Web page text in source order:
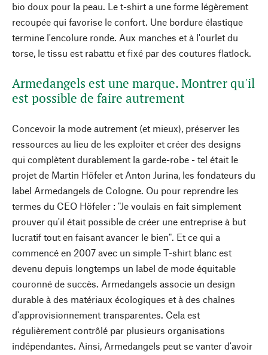
bio doux pour la peau. Le t-shirt a une forme légèrement
recoupée qui favorise le confort. Une bordure élastique
termine l'encolure ronde. Aux manches et à l'ourlet du
torse, le tissu est rabattu et fixé par des coutures flatlock.
Armedangels est une marque. Montrer qu'il
est possible de faire autrement
Concevoir la mode autrement (et mieux), préserver les
ressources au lieu de les exploiter et créer des designs
qui complètent durablement la garde-robe - tel était le
projet de Martin Höfeler et Anton Jurina, les fondateurs du
label Armedangels de Cologne. Ou pour reprendre les
termes du CEO Höfeler : "Je voulais en fait simplement
prouver qu'il était possible de créer une entreprise à but
lucratif tout en faisant avancer le bien". Et ce qui a
commencé en 2007 avec un simple T-shirt blanc est
devenu depuis longtemps un label de mode équitable
couronné de succès. Armedangels associe un design
durable à des matériaux écologiques et à des chaînes
d'approvisionnement transparentes. Cela est
régulièrement contrôlé par plusieurs organisations
indépendantes. Ainsi, Armedangels peut se vanter d'avoir